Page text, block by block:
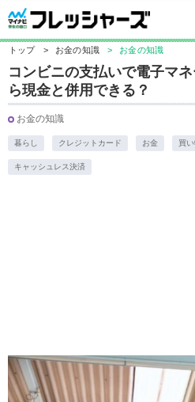
トップ > お金の知識 > お金の知識
コンビニの支払いで電子マ
ら現金と併用できる？
お金の知識
暮らし クレジットカード お金 買
キャッシュレス決済